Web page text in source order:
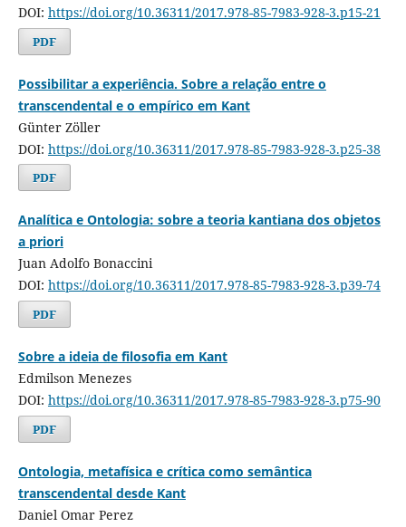
DOI: https://doi.org/10.36311/2017.978-85-7983-928-3.p15-21
PDF
Possibilitar a experiência. Sobre a relação entre o
transcendental e o empírico em Kant
Günter Zöller
DOI: https://doi.org/10.36311/2017.978-85-7983-928-3.p25-38
PDF
Analítica e Ontologia: sobre a teoria kantiana dos objetos
a priori
Juan Adolfo Bonaccini
DOI: https://doi.org/10.36311/2017.978-85-7983-928-3.p39-74
PDF
Sobre a ideia de filosofia em Kant
Edmilson Menezes
DOI: https://doi.org/10.36311/2017.978-85-7983-928-3.p75-90
PDF
Ontologia, metafísica e crítica como semântica
transcendental desde Kant
Daniel Omar Perez